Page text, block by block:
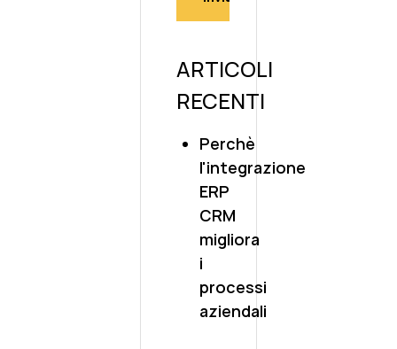
ARTICOLI
RECENTI
Perchè
l'integrazione
ERP
CRM
migliora
i
processi
aziendali